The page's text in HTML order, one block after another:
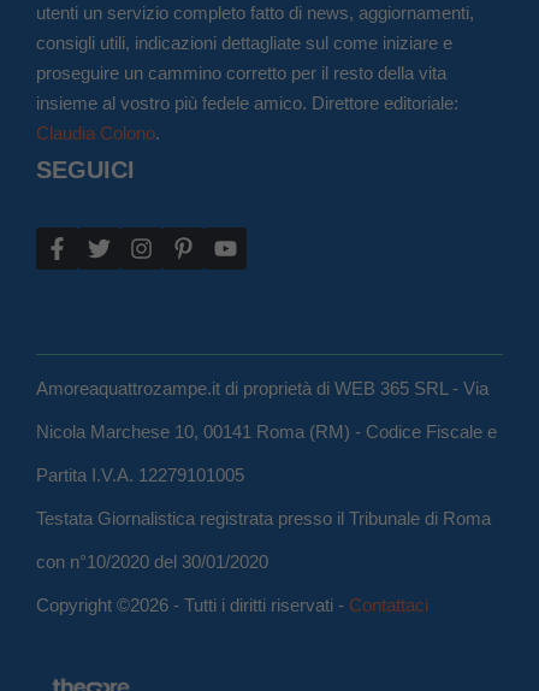
utenti un servizio completo fatto di news, aggiornamenti,
consigli utili, indicazioni dettagliate sul come iniziare e
proseguire un cammino corretto per il resto della vita
insieme al vostro più fedele amico. Direttore editoriale:
Claudia Colono.
SEGUICI
Amoreaquattrozampe.it di proprietà di WEB 365 SRL - Via
Nicola Marchese 10, 00141 Roma (RM) - Codice Fiscale e
Partita I.V.A. 12279101005
Testata Giornalistica registrata presso il Tribunale di Roma
con n°10/2020 del 30/01/2020
Copyright ©2026 - Tutti i diritti riservati - Contattaci